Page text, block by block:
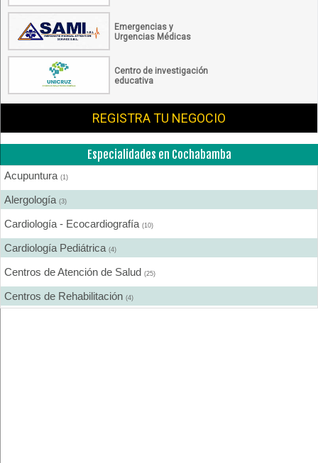
Emergencias y
Urgencias Médicas
Centro de investigación
educativa
REGISTRA TU NEGOCIO
Especialidades en Cochabamba
Acupuntura (1)
Alergología (3)
Cardiología - Ecocardiografía (10)
Cardiología Pediátrica (4)
Centros de Atención de Salud (25)
Centros de Rehabilitación (4)